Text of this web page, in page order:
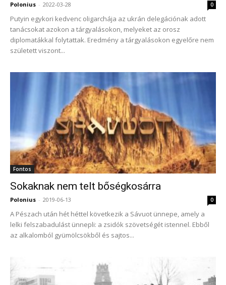
Polonius - 2022-03-28 0
Putyin egykori kedvenc oligarchája az ukrán delegációnak adott
tanácsokat azokon a tárgyalásokon, melyeket az orosz
diplomatákkal folytattak. Eredmény a tárgyalásokon egyelőre nem
született viszont...
Fontos
Sokaknak nem telt bőségkosárra
Polonius - 2019-06-13 0
A Pészach után hét héttel következik a Sávuot ünnepe, amely a
lelki felszabadulást ünnepli: a zsidók szövetségét istennel. Ebből
az alkalomból gyümölcsökből és sajtos...